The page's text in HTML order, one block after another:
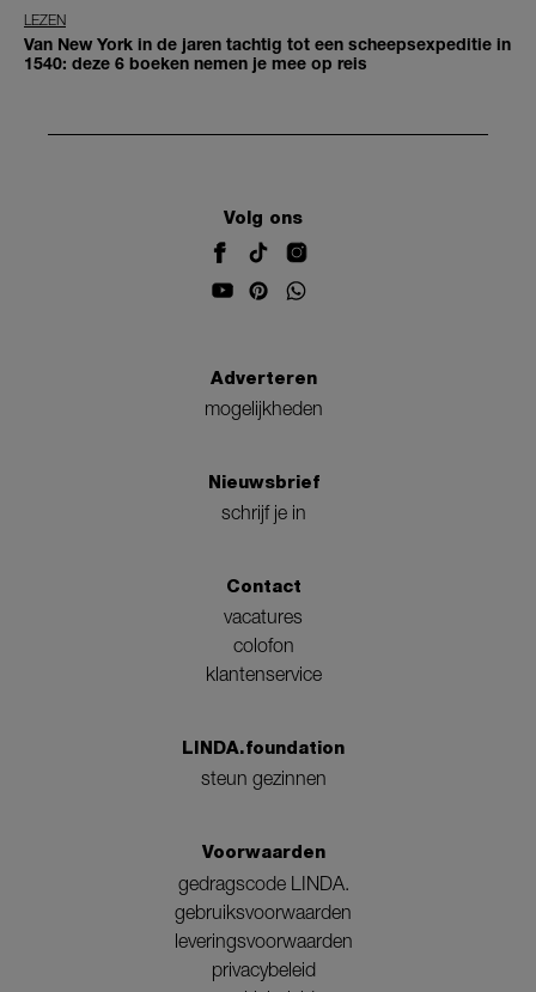
LEZEN
Van New York in de jaren tachtig tot een scheepsexpeditie in
1540: deze 6 boeken nemen je mee op reis
Volg ons
Adverteren
mogelijkheden
Nieuwsbrief
schrijf je in
Contact
vacatures
colofon
klantenservice
LINDA.foundation
steun gezinnen
Voorwaarden
gedragscode LINDA.
gebruiksvoorwaarden
leveringsvoorwaarden
privacybeleid